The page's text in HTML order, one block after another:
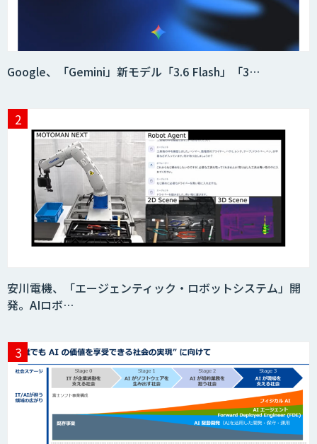
Google、「Gemini」新モデル「3.6 Flash」「3…
安川電機、「エージェンティック・ロボットシステム」開
発。AIロボ…